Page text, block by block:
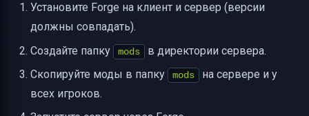
Установите Forge на клиент и сервер (версии
должны совпадать).
Создайте папку
mods
в директории сервера.
Скопируйте моды в папку
mods
на сервере и у
всех игроков.